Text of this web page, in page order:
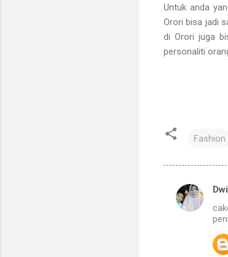
Untuk anda
Orori bisa jadi
di Orori juga
personaliti
Fashion
C